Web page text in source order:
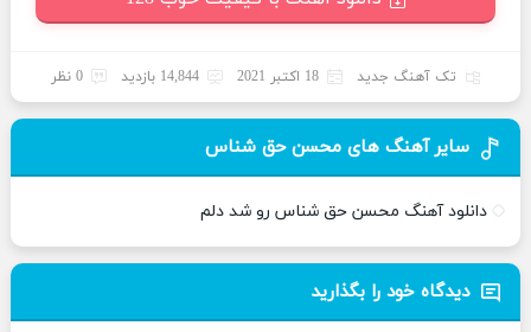
تک آهنگ جدید 18 اکتبر 2021 14,844 بازدید 0 نظر
سایر آهنگ های محسن حق شناس
دانلود آهنگ محسن حق شناس رو شد دلم
دیدگاه خود را بگذارید